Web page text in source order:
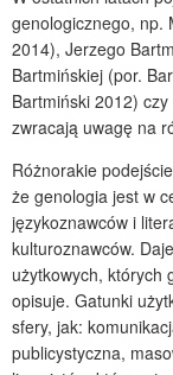
genologicznego, np.
2014), Jerzego
Bartmińskiej (por.
Bartmiński 2012)
zwracają uwagę na
Różnorakie
że genologia jest w
językoznawców i
kulturoznawców.
użytkowych, których
opisuje. Gatunki
sfery, jak:
publicystyczna,